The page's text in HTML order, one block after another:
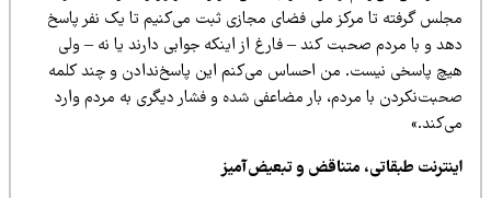
گرفته تا مرکز ملی فضای مجازی ثبت می‌کنیم تا یک نفر پاسخ
و با مردم صحبت کند – فارغ از اینکه جوابی دارند یا نه – ولی
پاسخی نیست. من احساس می‌کنم این پاسخ‌ندادن و چند کلمه
با مردم، بار مضاعفی شده و فشار دیگری به مردم وارد
طبقاتی، متناقض و تبعیض‌آمیز